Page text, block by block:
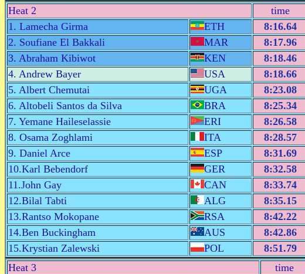
Heat 2
time
1. Lamecha Girma
ETH 8:16.64
2. Soufiane El Bakkali
MAR 8:17.96
3. Abraham Kibiwot
KEN 8:18.46
4. Andrew Bayer
USA 8:18.66
5. Albert Chemutai
UGA 8:23.08
6. Altobeli Santos da Silva
BRA 8:25.34
7. Yemane Haileselassie
ERI 8:26.58
8. Osama Zoghlami
ITA 8:28.57
9. Daniel Arce
ESP 8:31.69
10.Karl Bebendorf
GER 8:32.58
11.John Gay
CAN 8:33.74
12.Bilal Tabti
ALG 8:35.15
13.Rantso Mokopane
RSA 8:42.22
14.Ben Buckingham
AUS 8:42.86
15.Krystian Zalewski
POL 8:51.79
Heat 3
time